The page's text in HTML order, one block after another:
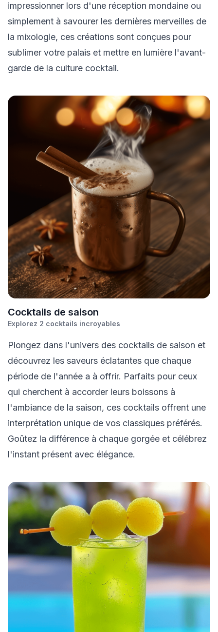
impressionner lors d'une réception mondaine ou
simplement à savourer les dernières merveilles de
la mixologie, ces créations sont conçues pour
sublimer votre palais et mettre en lumière l'avant-
garde de la culture cocktail.
Cocktails de saison
Explorez 2 cocktails incroyables
Plongez dans l'univers des cocktails de saison et
découvrez les saveurs éclatantes que chaque
période de l'année a à offrir. Parfaits pour ceux
qui cherchent à accorder leurs boissons à
l'ambiance de la saison, ces cocktails offrent une
interprétation unique de vos classiques préférés.
Goûtez la différence à chaque gorgée et célébrez
l'instant présent avec élégance.